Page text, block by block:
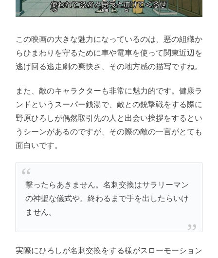
この映画の大きな魅力になっているのは、悪の組織か
らひまわりを守るために車や電車を使って関東近辺を
逃げ回る逃走劇の爽快さ、その地方感の描写ですね。
また、敵のキャラクターも非常に魅力的です。健康ラ
ンドというスーパー銭湯で、敵との銃撃戦をする際に
野原ひろしが偶然取引先の人と出会い挨拶をするとい
うシーンがあるのですが、その際の敵の一言がとても
面白いです。
撃ったらあきません。名刺交換はサラリーマン
の神聖な儀式や。終わるまで手を出したらいけ
ません。
実際にひろしが名刺交換をする様がスローモーション